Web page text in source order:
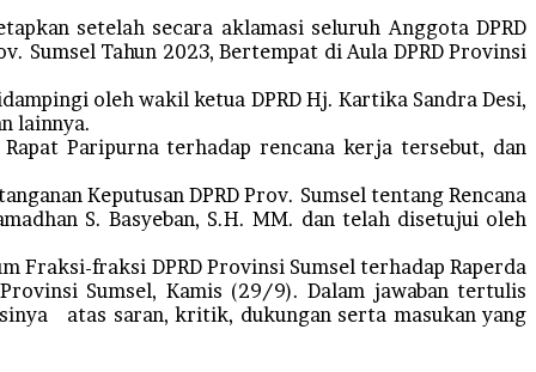
setelah secara aklamasi seluruh Anggota DPRD
Sumsel Tahun 2023, Bertempat di Aula DPRD Provinsi
oleh wakil ketua DPRD Hj. Kartika Sandra Desi,
lainnya.
Paripurna terhadap rencana kerja tersebut, dan
Keputusan DPRD Prov. Sumsel tentang Rencana
S. Basyeban, S.H. MM. dan telah disetujui oleh
Fraksi-fraksi DPRD Provinsi Sumsel terhadap Raperda
Sumsel, Kamis (29/9). Dalam jawaban tertulis
atas saran, kritik, dukungan serta masukan yang